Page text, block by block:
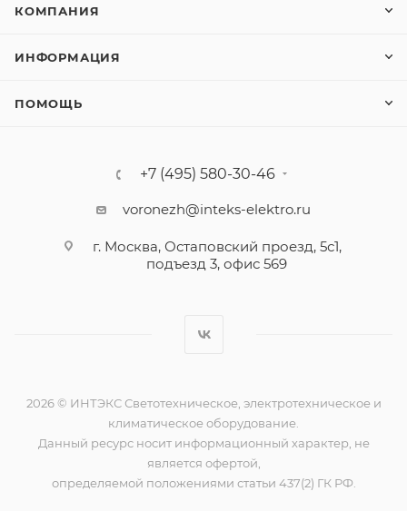
КОМПАНИЯ
ИНФОРМАЦИЯ
ПОМОЩЬ
+7 (495) 580-30-46
voronezh@inteks-elektro.ru
г. Москва, Остаповский проезд, 5с1,
подъезд 3, офис 569
2026 © ИНТЭКС Светотехническое, электротехническое и
климатическое оборудование.
Данный ресурс носит информационный характер, не
является офертой,
определяемой положениями статьи 437(2) ГК РФ.